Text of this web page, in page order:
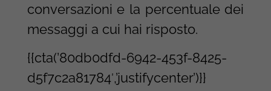
conversazioni e la percentuale dei
messaggi a cui hai risposto.
{{cta(’80db0dfd-6942-453f-8425-
d5f7c2a81784′,’justifycenter’)}}